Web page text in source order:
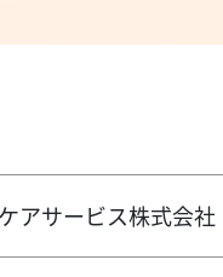
アサービス株式